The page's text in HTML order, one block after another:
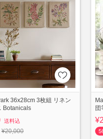
36x28cm 3枚組 リネン
Botanicals
送料込
¥20,000
団